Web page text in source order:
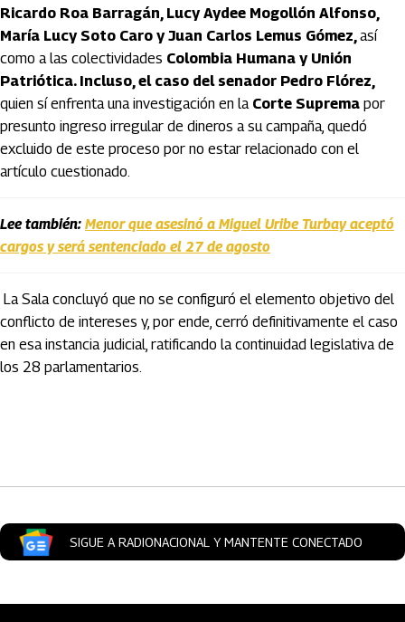
Ricardo Roa Barragán, Lucy Aydee Mogollón Alfonso,
María Lucy Soto Caro y Juan Carlos Lemus Gómez,así
como a las colectividades Colombia Humana y Unión
Patriótica. Incluso, el caso del senador Pedro Flórez,
quien sí enfrenta una investigación en la Corte Suprema por
presunto ingreso irregular de dineros a su campaña, quedó
excluido de este proceso por no estar relacionado con el
artículo cuestionado.
Lee también: Menor que asesinó a Miguel Uribe Turbay aceptó
cargos y será sentenciado el 27 de agosto
La Sala concluyó que no se configuró el elemento objetivo del
conflicto de intereses y, por ende, cerró definitivamente el caso
en esa instancia judicial, ratificando la continuidad legislativa de
los 28 parlamentarios.
SIGUE A RADIONACIONAL Y MANTENTE CONECTADO